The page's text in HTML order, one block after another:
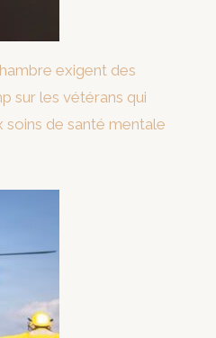
exigent des
sur les vétérans qui
de santé mentale